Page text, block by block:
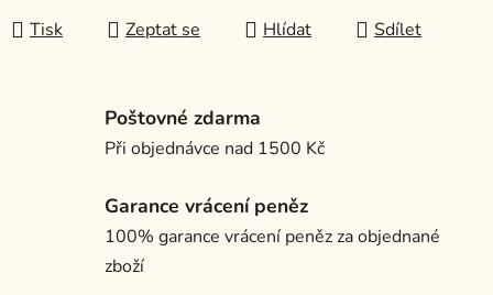
Tisk Zeptat se Hlídat Sdílet
Poštovné zdarma
Při objednávce nad 1500 Kč
Garance vrácení peněz
100% garance vrácení peněz za objednané
zboží